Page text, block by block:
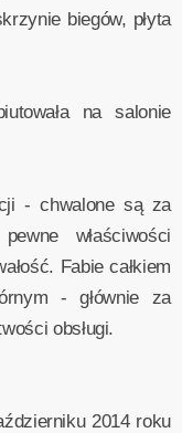
biegów, płyta
na salonie
- chwalone są za
właściwości
Fabie całkiem
- głównie za
obsługi.
2014 roku